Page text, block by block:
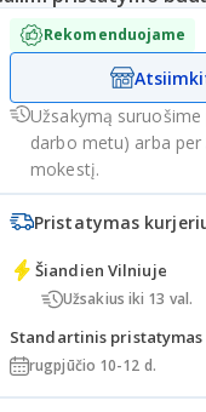
Rekomenduojame
Užsakymą
darbo metu) arba per
mokestį.
Pristatymas
Šiandien Vilniuje
Užsakius iki 13 val.
Standartinis pristatymas
rugpjūčio 10-12 d.